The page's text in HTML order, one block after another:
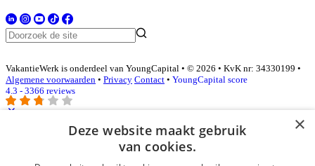
VakantieWerk is onderdeel van YoungCapital • © 2026 • KvK nr: 34330199 •
Algemene voorwaarden • Privacy Contact • YoungCapital score
4.3 - 3366 reviews
×
Deze website maakt gebruik
van cookies.